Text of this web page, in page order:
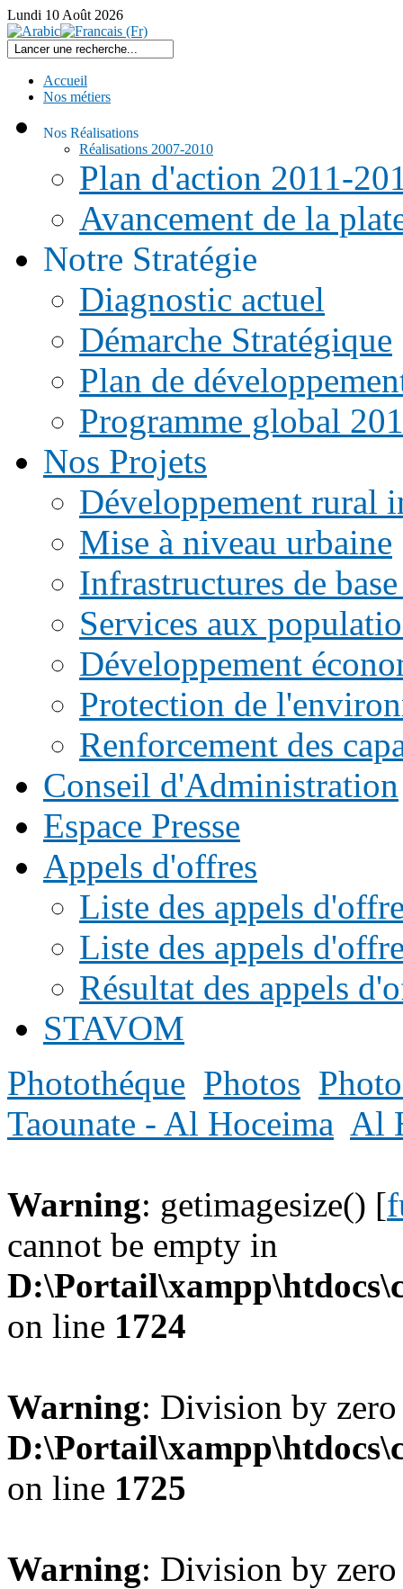
Lundi 10 Août 2026
Accueil
Nos métiers
Nos Réalisations
Réalisations 2007-2010
Plan d'action 2011-
Avancement de la
Notre Stratégie
Diagnostic actuel
Démarche Stratégique
Plan de
Programme global
Nos Projets
Développement rural
Mise à niveau urbaine
Infrastructures de
Services aux
Développement
Protection de
Renforcement des
Conseil d'Administration
Espace Presse
Appels d'offres
Liste des appels
Liste des appels
Résultat des appels
STAVOM
Photothéque Photos
Taounate - Al Hoceima Al
Warning: getimagesize() [
cannot be empty in
on line 1724
Warning: Division by
on line 1725
Warning: Division by